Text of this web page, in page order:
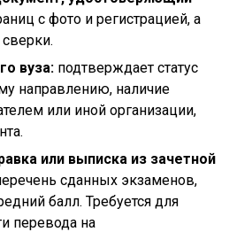
с фото и регистрацией, а
вуза: подтверждает статус
направлению, наличие
или иной организации,
или выписка из зачетной
сданных экзаменов,
балл. Требуется для
перевода на